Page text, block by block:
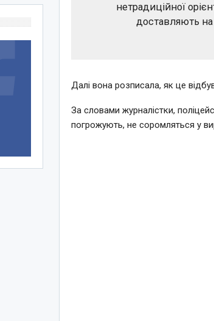
нетрадиційної
доставляють на
Далі вона розписала, як це
За словами журналістки,
погрожують, не соромляться у